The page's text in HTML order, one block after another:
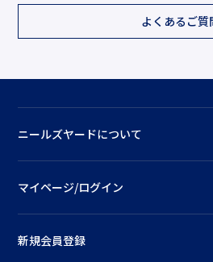
よくあるご質
ニールズヤードについて
マイページ/ログイン
新規会員登録